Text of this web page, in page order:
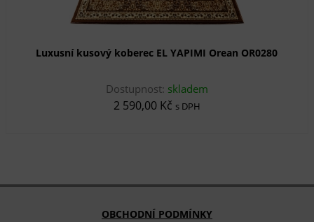
Luxusní kusový koberec EL YAPIMI Orean OR0280
Dostupnost: skladem
2 590,00 Kč s DPH
OBCHODNÍ PODMÍNKY